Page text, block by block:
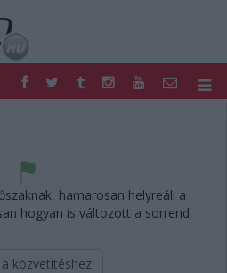
EGYÉB
SHOP
hamarosan helyreáll a
hogyan is változott a sorrend.
a közvetítéshez